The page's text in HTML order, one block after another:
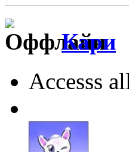
Кари
Accesss